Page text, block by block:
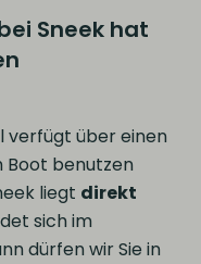
Sneek hat
verfügt über einen
Boot benutzen
liegt direkt
sich im
dürfen wir Sie in